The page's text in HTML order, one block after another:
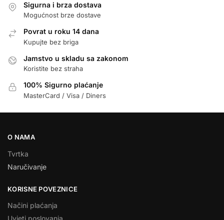
Sigurna i brza dostava
Mogućnost brze dostave
Povrat u roku 14 dana
Kupujte bez briga
Jamstvo u skladu sa zakonom
Koristite bez straha
100% Sigurno plaćanje
MasterCard / Visa / Diners
O NAMA
Tvrtka
Naručivanje
KORISNE POVEZNICE
Načini plaćanja
Uvjeti poslovanja